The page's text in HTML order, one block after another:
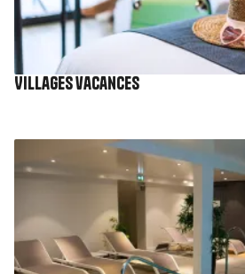
Villages vacances
Image